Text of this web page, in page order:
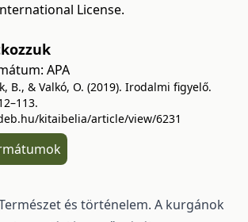
License.
APA
B., & Valkó, O. (2019). Irodalmi figyelő.
kitaibelia/article/view/6231
Természet és történelem. A kurgánok